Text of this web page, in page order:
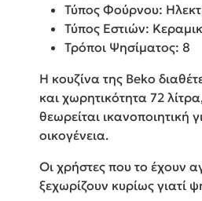
Τύπος Φούρνου:
Τύπος Εστιών:
Τρόποι Ψησίματος: 8
Η κουζίνα της Beko
και χωρητικότητα 72
θεωρείται ικανοποιητική
οικογένεια.
Οι χρήστες που το έχουν
ξεχωρίζουν κυρίως γιατί